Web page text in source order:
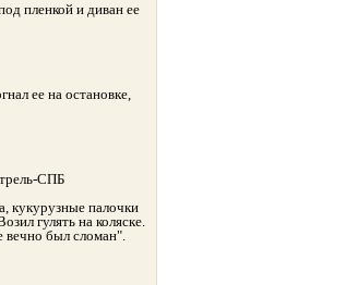
пленкой и диван ее
ее на остановке,
СПБ
кукурузные палочки
гулять на коляске.
вечно был сломан".